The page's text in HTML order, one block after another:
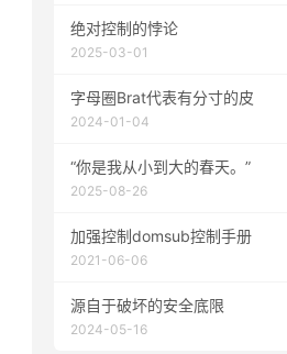
绝对控制的悖论
2025-03-01
字母圈Brat代表有分寸的皮
2024-01-04
“你是我从小到大的春天。”
2025-08-26
加强控制domsub控制手册
2021-06-06
源自于破坏的安全底限
2024-05-16